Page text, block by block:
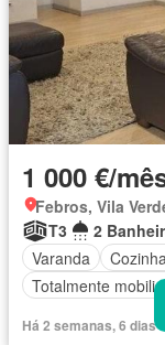
1 000 €/
Febros, Vila
T3
2
Varanda
Totalmente
Há 2 semanas, 6 dias